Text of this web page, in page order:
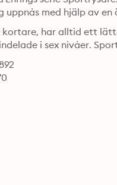
har alltid ett
i sex nivåer.